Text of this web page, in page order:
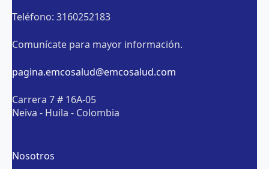
Teléfono: 3160252183
Comunícate para mayor información.
pagina.emcosalud@emcosalud.com
Carrera 7 # 16A-05
Neiva - Huila - Colombia
Nosotros